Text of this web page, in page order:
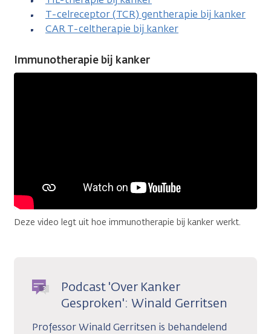
T-celreceptor (TCR) gentherapie bij kanker
CAR T-celtherapie bij kanker
Immunotherapie bij kanker
Deze video legt uit hoe immunotherapie bij kanker werkt.
Podcast 'Over Kanker
Gesproken': Winald Gerritsen
Professor Winald Gerritsen is behandelend